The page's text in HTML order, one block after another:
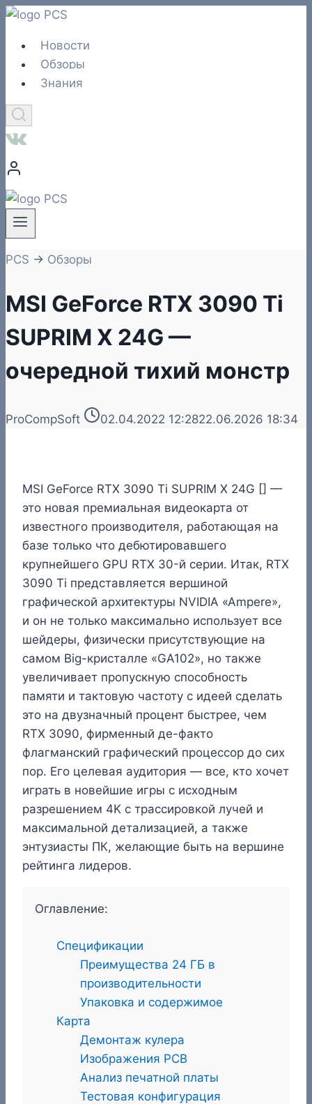
Перейти
содержимому
Новости
Обзоры
Знания
PCS → Обзоры
MSI GeForce RTX 3090 Ti
SUPRIM X 24G —
очередной тихий монстр
ProCompSoft 02.04.2022 12:2822.06.2026 18:34
MSI GeForce RTX 3090 Ti SUPRIM X 24G [] —
это новая премиальная видеокарта от
известного производителя, работающая на
базе только что дебютировавшего
крупнейшего GPU RTX 30-й серии. Итак, RTX
3090 Ti представляется вершиной
графической архитектуры NVIDIA «Ampere»,
и он не только максимально использует все
шейдеры, физически присутствующие на
самом Big-кристалле «GA102», но также
увеличивает пропускную способность
памяти и тактовую частоту с идеей сделать
это на двузначный процент быстрее, чем
RTX 3090, фирменный де-факто
флагманский графический процессор до сих
пор. Его целевая аудитория — все, кто хочет
играть в новейшие игры с исходным
разрешением 4K с трассировкой лучей и
максимальной детализацией, а также
энтузиасты ПК, желающие быть на вершине
рейтинга лидеров.
Оглавление:
Спецификации
Преимущества 24 ГБ в
производительности
Упаковка и содержимое
Карта
Демонтаж кулера
Изображения PCB
Анализ печатной платы
Тестовая конфигурация